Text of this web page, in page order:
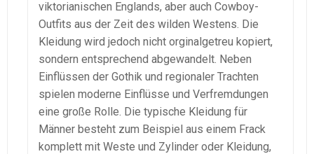
viktorianischen Englands, aber auch Cowboy-
Outfits aus der Zeit des wilden Westens. Die
Kleidung wird jedoch nicht orginalgetreu kopiert,
sondern entsprechend abgewandelt. Neben
Einflüssen der Gothik und regionaler Trachten
spielen moderne Einflüsse und Verfremdungen
eine große Rolle. Die typische Kleidung für
Männer besteht zum Beispiel aus einem Frack
komplett mit Weste und Zylinder oder Kleidung,